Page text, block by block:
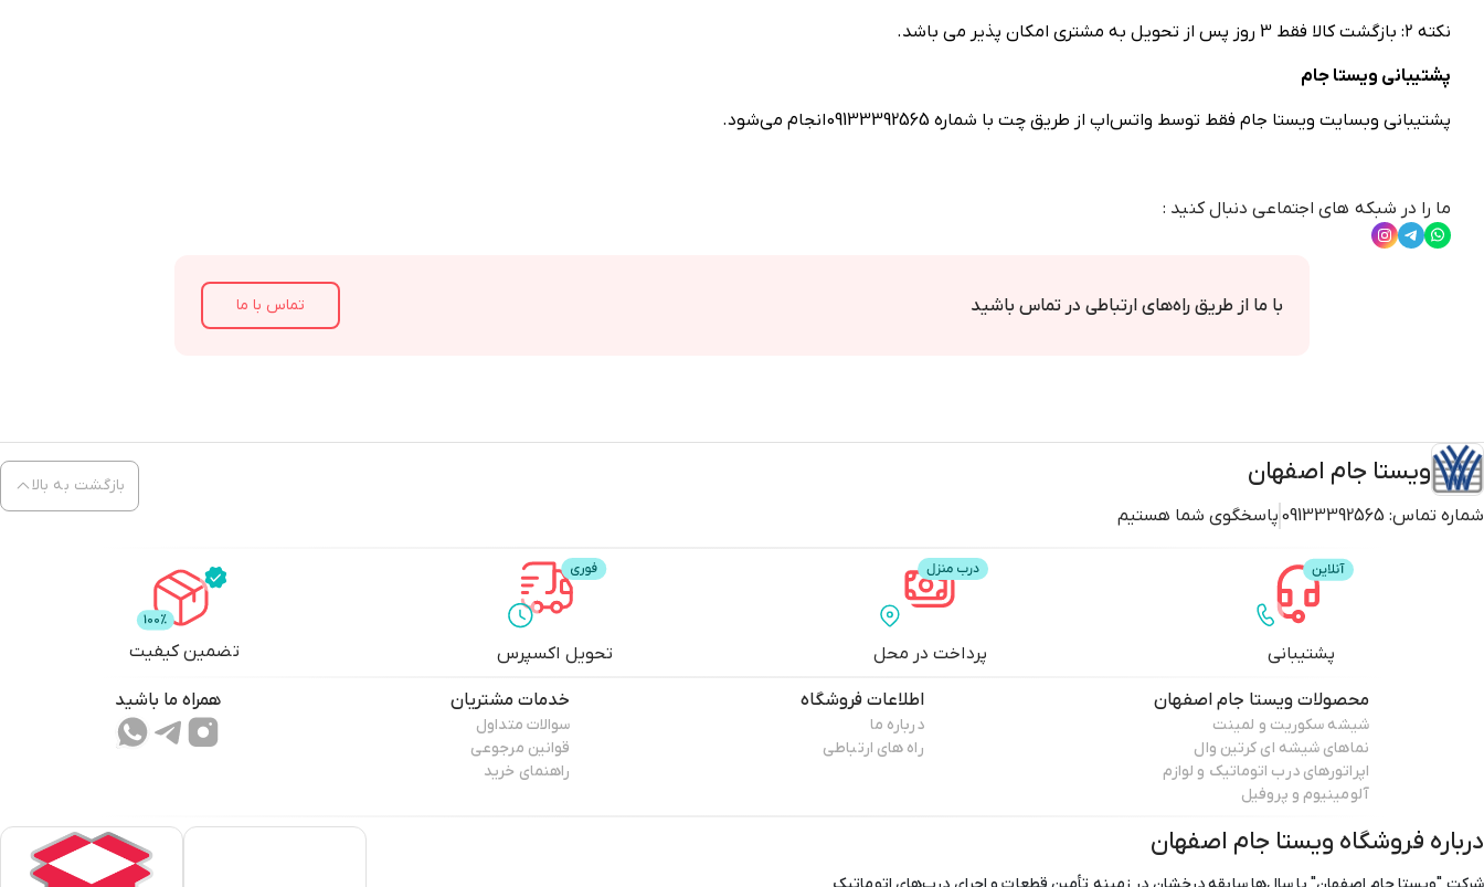
نکته ۲: بازگشت کالا فقط 3 روز پس از تحویل به مشتری امکان پذیر می باشد.
پشتیبانی ویستا جام
پشتیبانی وبسایت ویستا جام فقط توسط واتس‌اپ از طریق چت با شماره 09133392565انجام می‌شود.
ما را در شبکه های اجتماعی دنبال کنید :
با ما از طریق راه‌های ارتباطی در تماس باشید تماس با ما
ویستا جام اصفهان
شماره تماس: 09133392565 پاسخگوی شما هستیم
بازگشت به بالا
پشتیبانی پرداخت در محل تحویل اکسپرس تضمین کیفیت
محصولاتویستا جام اصفهان
شیشه سکوریت و لمینت
نماهای شیشه ای کرتین وال
اپراتورهای درب اتوماتیک و لوازم
آلومینیوم و پروفیل
اطلاعات فروشگاه
درباره ما
راه های ارتباطی
خدمات مشتریان
سوالات متداول
قوانین مرجوعی
راهنمای خرید
همراه ما باشید
درباره فروشگاه ویستا جام اصفهان